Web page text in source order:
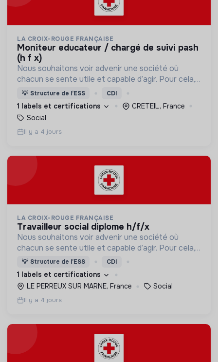
LA CROIX-ROUGE FRANÇAISE
moniteur educateur / chargé de suivi pash
(h f x)
Nous souhaitons voir advenir une société où
chacun se sente utile et capable d’agir. Pour cela,
nous proposons des moyens et des lieux
d’engagement innovants et adaptés à tous.
💡 Structure de l’ESS CDI
1 labels et certifications
CRETEIL, France
Social
Il y a 4 jours
LA CROIX-ROUGE FRANÇAISE
travailleur social diplome h/f/x
Nous souhaitons voir advenir une société où
chacun se sente utile et capable d’agir. Pour cela,
nous proposons des moyens et des lieux
d’engagement innovants et adaptés à tous.
💡 Structure de l’ESS CDI
1 labels et certifications
LE PERREUX SUR MARNE, France
Social
Il y a 4 jours